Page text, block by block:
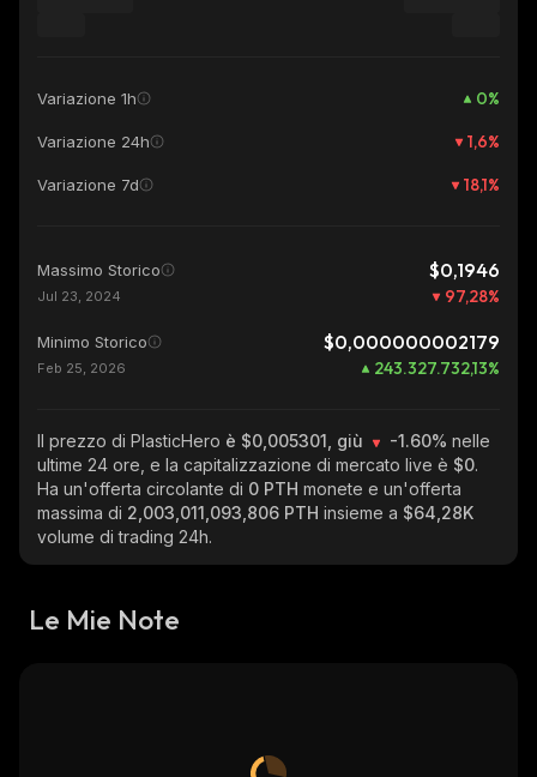
Variazione 1h 0%
Variazione 24h 1,6%
Variazione 7d 18,1%
Massimo Storico $0,1946
Jul 23, 2024 97,28%
Minimo Storico $0,000000002179
Feb 25, 2026 243.327.732,13%
Il prezzo di PlasticHero è $0,005301, giù -1.60% nelle
ultime 24 ore, e la capitalizzazione di mercato live è $0.
Ha un'offerta circolante di 0 PTH monete e un'offerta
massima di 2,003,011,093,806 PTH insieme a $64,28K
volume di trading 24h.
Le Mie Note